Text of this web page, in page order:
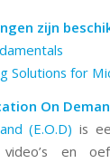
zijn
Solutions for
On
(E.O.D) is
video’s en